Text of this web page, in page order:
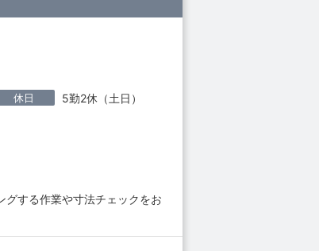
休日 5勤2休（土日）
する作業や寸法チェックをお